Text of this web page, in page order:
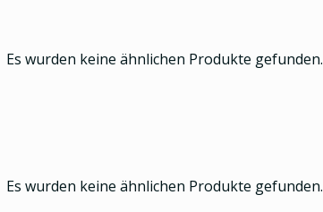
Es wurden keine ähnlichen Produkte gefunden.
Es wurden keine ähnlichen Produkte gefunden.